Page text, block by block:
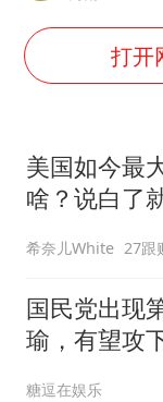
打开
美国如今最
啥？说白了
希奈儿White 27跟
国民党出现
瑜，有望攻
子嘉三字预
糖逗在娱乐